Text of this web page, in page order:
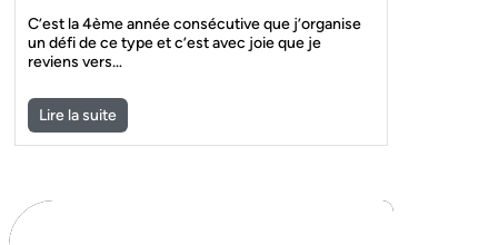
C’est la 4ème année consécutive que j’organise
un défi de ce type et c’est avec joie que je
reviens vers…
Lire la suite